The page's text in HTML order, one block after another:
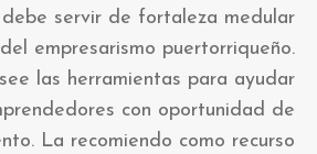
debe servir de fortaleza medular
empresarismo puertorriqueño.
las herramientas para ayudar
con oportunidad de
La recomiendo como recurso